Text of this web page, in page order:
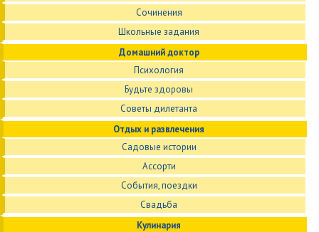
Сочинения
Школьные задания
Домашний доктор
Психология
Будьте здоровы
Советы дилетанта
Отдых и развлечения
Садовые истории
Ассорти
События, поездки
Свадьба
Кулинария